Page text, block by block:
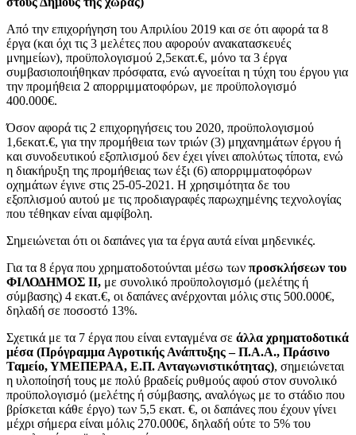
Από την επιχορήγηση του Απριλίου 2019 και σε ότι αφορά τα 8
έργα (και όχι τις 3 μελέτες που αφορούν ανακατασκευές
μνημείων), προϋπολογισμού 2,5εκατ.€, μόνο τα 3 έργα
συμβασιοποιήθηκαν πρόσφατα, ενώ αγνοείται η τύχη του έργου για
την προμήθεια 2 απορριμματοφόρων, με προϋπολογισμό
400.000€.
Όσον αφορά τις 2 επιχορηγήσεις του 2020, προϋπολογισμού
1,6εκατ.€, για την προμήθεια των τριών (3) μηχανημάτων έργου ή
και συνοδευτικού εξοπλισμού δεν έχει γίνει απολύτως τίποτα, ενώ
η διακήρυξη της προμήθειας των έξι (6) απορριμματοφόρων
οχημάτων έγινε στις 25-05-2021. Η χρησιμότητα δε του
εξοπλισμού αυτού με τις προδιαγραφές παρωχημένης τεχνολογίας
που τέθηκαν είναι αμφίβολη.
Σημειώνεται ότι οι δαπάνες για τα έργα αυτά είναι μηδενικές.
Για τα 8 έργα που χρηματοδοτούνται μέσω των προσκλήσεων του
ΦΙΛΟΔΗΜΟΣ ΙΙ, με συνολικό προϋπολογισμό (μελέτης ή
σύμβασης) 4 εκατ.€, οι δαπάνες ανέρχονται μόλις στις 500.000€,
δηλαδή σε ποσοστό 13%.
Σχετικά με τα 7 έργα που είναι ενταγμένα σε άλλα χρηματοδοτικά
μέσα (Πρόγραμμα Αγροτικής Ανάπτυξης – Π.Α.Α., Πράσινο
Ταμείο, ΥΜΕΠΕΡΑΑ, Ε.Π. Ανταγωνιστικότητας), σημειώνεται
η υλοποίησή τους με πολύ βραδείς ρυθμούς αφού στον συνολικό
προϋπολογισμό (μελέτης ή σύμβασης, αναλόγως με το στάδιο που
βρίσκεται κάθε έργο) των 5,5 εκατ. €, οι δαπάνες που έχουν γίνει
μέχρι σήμερα είναι μόλις 270.000€, δηλαδή ούτε το 5% του